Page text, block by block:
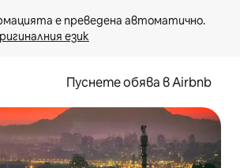
език
Пуснете обява в Airbnb